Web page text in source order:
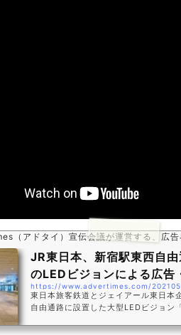
（アドタイ）宣伝会議が運営する、広告
JR東日本、新宿駅東西自
のLEDビジョンによる広告
https://www.advertimes.com/
東日本旅客鉄道とジェイアール東日本
自由通路に設置した大型LEDビジョン